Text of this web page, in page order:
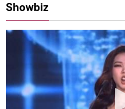
Showbiz